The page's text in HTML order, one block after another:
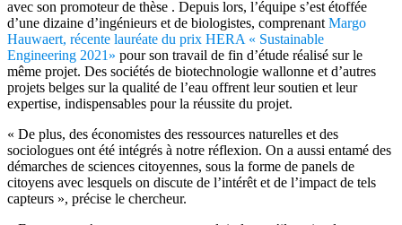
avec son promoteur de thèse . Depuis lors, l’équipe s’est étoffée
d’une dizaine d’ingénieurs et de biologistes, comprenant Margo
Hauwaert, récente lauréate du prix HERA « Sustainable
Engineering 2021» pour son travail de fin d’étude réalisé sur le
même projet. Des sociétés de biotechnologie wallonne et d’autres
projets belges sur la qualité de l’eau offrent leur soutien et leur
expertise, indispensables pour la réussite du projet.
« De plus, des économistes des ressources naturelles et des
sociologues ont été intégrés à notre réflexion. On a aussi entamé des
démarches de sciences citoyennes, sous la forme de panels de
citoyens avec lesquels on discute de l’intérêt et de l’impact de tels
capteurs », précise le chercheur.